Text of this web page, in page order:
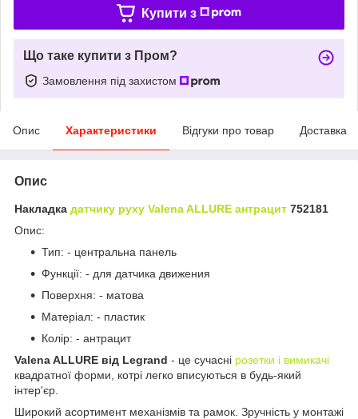
Купити з
Що таке купити з Пром?
Замовлення під захистом
Опис Характеристики Відгуки про товар Доставка
Опис
Накладка датчику руху Valena ALLURE антрацит 752181
Опис:
Тип: - центральна панель
Функції: - для датчика движения
Поверхня: - матова
Матеріал: - пластик
Колір: - антрацит
Valena ALLURE від Legrand - це сучасні розетки і вимикачі
квадратної форми, котрі легко вписуються в будь-який
інтер'єр.
Широкий асортимент механізмів та рамок. Зручність у монтажі